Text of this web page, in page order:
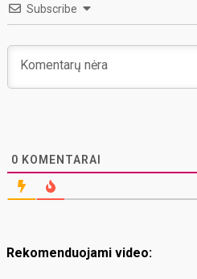
Subscribe
0 KOMENTARAI
Rekomenduojami video: